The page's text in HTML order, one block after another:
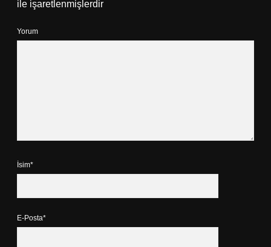
ile işaretlenmişlerdir
Yorum
İsim*
E-Posta*